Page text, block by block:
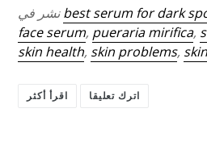
نشر فيbest serum for dark
face serum, pueraria mirifica,
skin health, skin problems,
اقرأ أكثر اترك تعليقا